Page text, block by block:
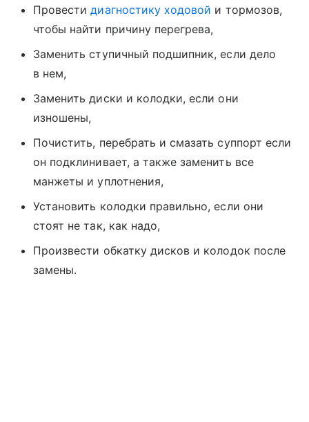
Провестидиагностику ходовой и тормозов,
чтобы найти причину перегрева,
Заменить ступичный подшипник, если дело
в нем,
Заменить диски и колодки, если они
изношены,
Почистить, перебрать и смазать суппорт если
он подклинивает, а также заменить все
манжеты и уплотнения,
Установить колодки правильно, если они
стоят не так, как надо,
Произвести обкатку дисков и колодок после
замены.